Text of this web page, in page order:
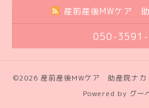
産前産後MWケア
050-
©2026 産前産後MWケア 助産院ナカ
Powered by グー